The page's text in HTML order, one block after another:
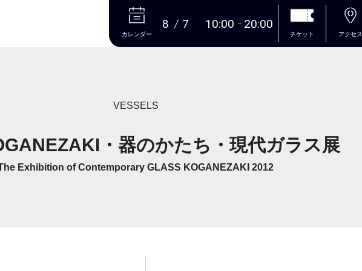
本文へ
カレンダー
8 7 10:00 20:00
チケット アクセス
VESSELS
・器のかたち・現代ガラス展
Exhibition of Contemporary GLASS KOGANEZAKI 2012